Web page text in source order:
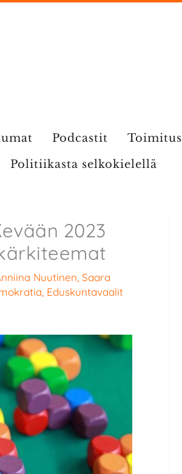
Podcastit Toimitus
Politiikasta selkokielellä
2023
Nuutinen Saara
Eduskuntavaalit